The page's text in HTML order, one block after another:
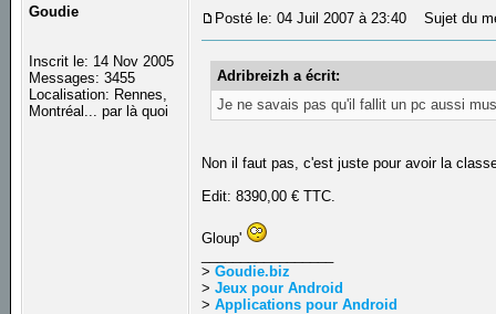
Goudie
Inscrit le: 14 Nov 2005
Messages: 3455
Localisation: Rennes,
Montréal... par là quoi
Posté le: 04 Juil 2007 à 23:40 Sujet du
Adribreizh a écrit:
Je ne savais pas qu'il fallit un pc aussi
Non il faut pas, c'est juste pour avoir la
Edit: 8390,00 € TTC.
Gloup'
>Goudie.biz
>Jeux pour Android
>Applications pour Android